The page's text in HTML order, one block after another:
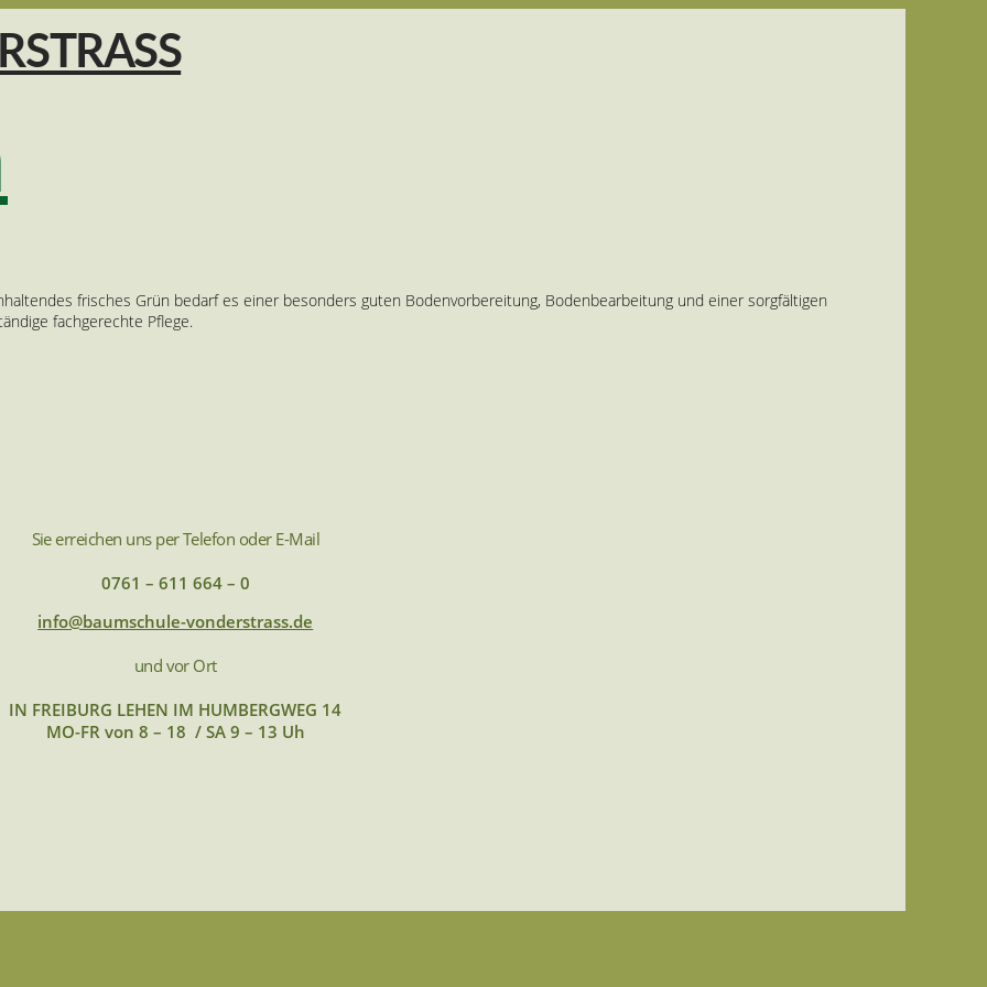
frisches Grün bedarf es einer besonders guten Bodenvorbereitung, Bodenbearbeitung und einer sorgfältigen
fachgerechte Pflege.
Sie erreichen uns per Telefon oder E-Mail
0761 – 611 664 – 0
info@baumschule-vonderstrass.de
und vor Ort
IN FREIBURG LEHEN IM HUMBERGWEG 14
MO-FR von 8 – 18 / SA 9 – 13 Uh